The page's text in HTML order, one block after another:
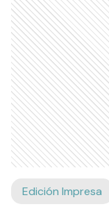
Edición Impresa